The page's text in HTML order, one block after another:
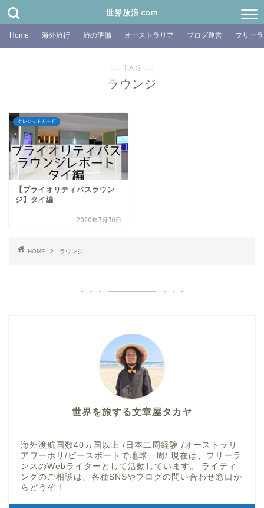
世界放浪.com
Home 海外旅行 旅の準備 オーストラリア ブログ運営 フリー
― TAG ―
ラウンジ
クレジットカード
【プライオリティパスラウン
ジ】タイ編
2020年3月30日
HOME ラウンジ
世界を旅する文章屋タカヤ
海外渡航国数40カ国以上 /日本二周経験 /オーストラリ
アワーホリ/ピースボートで地球一周/ 現在は、フリーラ
ンスのWebライターとして活動しています。 ライティ
ングのご相談は、各種SNSやブログの問い合わせ窓口か
らどうぞ！